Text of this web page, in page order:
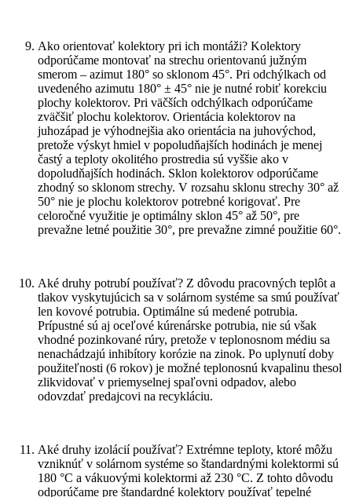
Ako orientovať kolektory pri ich montáži? Kolektory
odporúčame montovať na strechu orientovanú južným
smerom – azimut 180° so sklonom 45°. Pri odchýlkach od
uvedeného azimutu 180° ± 45° nie je nutné robiť korekciu
plochy kolektorov. Pri väčších odchýlkach odporúčame
zväčšiť plochu kolektorov. Orientácia kolektorov na
juhozápad je výhodnejšia ako orientácia na juhovýchod,
pretože výskyt hmiel v popoludňajších hodinách je menej
častý a teploty okolitého prostredia sú vyššie ako v
dopoludňajších hodinách. Sklon kolektorov odporúčame
zhodný so sklonom strechy. V rozsahu sklonu strechy 30° až
50° nie je plochu kolektorov potrebné korigovať. Pre
celoročné využitie je optimálny sklon 45° až 50°, pre
prevažne letné použitie 30°, pre prevažne zimné použitie 60°.
Aké druhy potrubí používať? Z dôvodu pracovných teplôt a
tlakov vyskytujúcich sa v solárnom systéme sa smú používať
len kovové potrubia. Optimálne sú medené potrubia.
Prípustné sú aj oceľové kúrenárske potrubia, nie sú však
vhodné pozinkované rúry, pretože v teplonosnom médiu sa
nenachádzajú inhibítory korózie na zinok. Po uplynutí doby
použiteľnosti (6 rokov) je možné teplonosnú kvapalinu thesol
zlikvidovať v priemyselnej spaľovni odpadov, alebo
odovzdať predajcovi na recykláciu.
Aké druhy izolácií používať? Extrémne teploty, ktoré môžu
vzniknúť v solárnom systéme so štandardnými kolektormi sú
180 °C a vákuovými kolektormi až 230 °C. Z tohto dôvodu
odporúčame pre štandardné kolektory používať tepelné